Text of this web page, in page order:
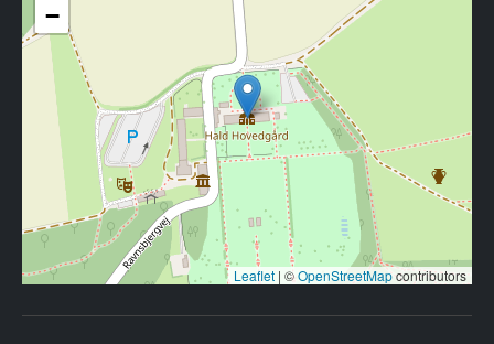
−
Leaflet | ©OpenStreetMapcontributors